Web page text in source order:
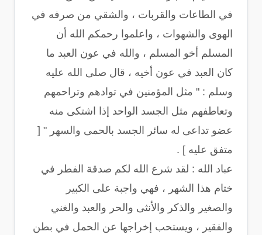
في الطاعات والقربات ، والشقي من صرفه في
الهوى والشهوات ، واعلموا رحمكم الله أن
المسلم أخو المسلم ، والله في عون العبد ما
كان العبد في عون أخيه ، قال صلى الله عليه
وسلم : " مثل المؤمنين في توادهم وتراحمهم
وتعاطفهم مثل الجسد الواحد إذا اشتكى منه
عضو تداعى له سائر الجسد بالحمى والسهر " [
متفق عليه ] .
عباد الله : لقد شرع الله لكم صدقة الفطر في
ختام هذا الشهر ، فهي واجبة على الكبير
والصغير والذكر والأنثى والحر والعبد والغني
والفقير ، ويستحب إخراجها عن الحمل في بطن